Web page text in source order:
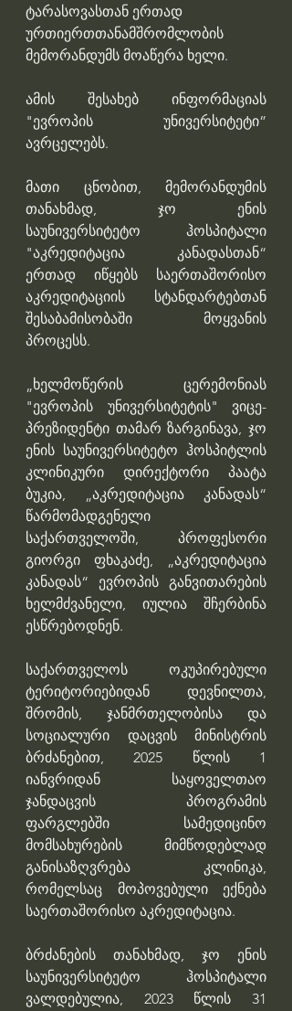
ტარასოვასთან ერთად
ურთიერთთანამშრომლობის
მემორანდუმს მოაწერა ხელი.
ამის შესახებ ინფორმაციას
"ევროპის უნივერსიტეტი”
ავრცელებს.
მათი ცნობით, მემორანდუმის
თანახმად, ჯო ენის
საუნივერსიტეტო ჰოსპიტალი
"აკრედიტაცია კანადასთან“
ერთად იწყებს საერთაშორისო
აკრედიტაციის სტანდარტებთან
შესაბამისობაში მოყვანის
პროცესს.
„ხელმოწერის ცერემონიას
"ევროპის უნივერსიტეტის" ვიცე-
პრეზიდენტი თამარ ზარგინავა, ჯო
ენის საუნივერსიტეტო ჰოსპიტლის
კლინიკური დირექტორი პაატა
ბუკია, „აკრედიტაცია კანადას“
წარმომადგენელი
საქართველოში, პროფესორი
გიორგი ფხაკაძე, „აკრედიტაცია
კანადას“ ევროპის განვითარების
ხელმძვანელი, იულია შჩერბინა
ესწრებოდნენ.
საქართველოს ოკუპირებული
ტერიტორიებიდან დევნილთა,
შრომის, ჯანმრთელობისა და
სოციალური დაცვის მინისტრის
ბრძანებით, 2025 წლის 1
იანვრიდან საყოველთაო
ჯანდაცვის პროგრამის
ფარგლებში სამედიცინო
მომსახურების მიმწოდებლად
განისაზღვრება კლინიკა,
რომელსაც მოპოვებული ექნება
საერთაშორისო აკრედიტაცია.
ბრძანების თანახმად, ჯო ენის
საუნივერსიტეტო ჰოსპიტალი
ვალდებულია, 2023 წლის 31